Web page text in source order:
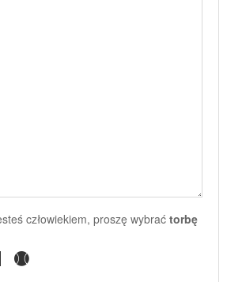
człowiekiem, proszę wybrać torbę